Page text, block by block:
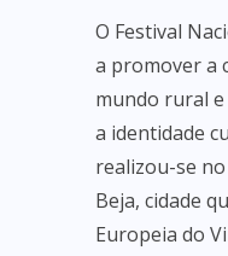
O Festival
a promover a
mundo rural e
a identidade
realizou-se
Beja, cidade
Europeia do